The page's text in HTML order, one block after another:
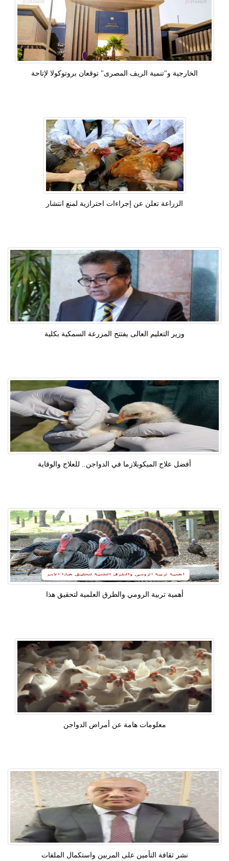
الخارجية و"تنمية الريف المصرى" توقعان بروتوكولا لإتاحة
الزراعة تعلن عن إجراءات احترازية لمنع انتشار
وزير التعليم العالى يفتتح المزرعة السمكية بكلية
أفضل علاج الميكوبلازما في الدواجن.. للعلاج والوقاية
أهمية تربية الرومي والطرق العلمية لتحقيق هذا
معلومات هامة عن أمراض الدواجن
نشر ثقافة التأمين على المربين واستكمال الملفات